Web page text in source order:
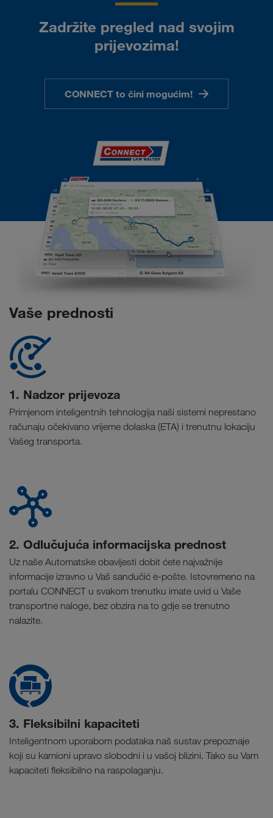
Zadržite pregled nad svojim
prijevozima!
CONNECT to čini mogućim!
Vaše prednosti
1. Nadzor prijevoza
Primjenom inteligentnih tehnologija naši sistemi neprestano
računaju očekivano vrijeme dolaska (ETA) i trenutnu lokaciju
Vašeg transporta.
2. Odlučujuća informacijska prednost
Uz naše Automatske obavijesti dobit ćete najvažnije
informacije izravno u Vaš sandučić e-pošte. Istovremeno na
portalu CONNECT u svakom trenutku imate uvid u Vaše
transportne naloge, bez obzira na to gdje se trenutno
nalazite.
3. Fleksibilni kapaciteti
Inteligentnom uporabom podataka naš sustav prepoznaje
koji su kamioni upravo slobodni i u vašoj blizini. Tako su Vam
kapaciteti fleksibilno na raspolaganju.